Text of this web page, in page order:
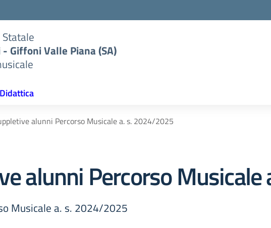
Giffoni Valle Piana (SA)
Didattica
alunni Percorso Musicale a. s. 2024/2025
alunni Percorso
Musicale a. s. 2024/2025